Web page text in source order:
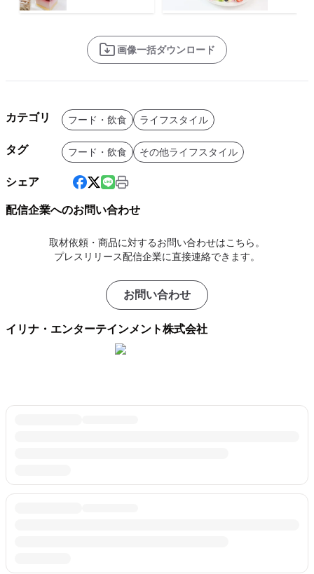
画像一括ダウンロード
カテゴリ フード・飲食 ライフスタイル
タグ フード・飲食 その他ライフスタイル
シェア
配信企業へのお問い合わせ
取材依頼・商品に対するお問い合わせはこちら。
プレスリリース配信企業に直接連絡できます。
お問い合わせ
イリナ・エンターテインメント株式会社